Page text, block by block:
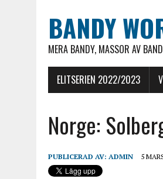
BANDY
MERA BANDY, MASSOR AV
ELITSERIEN 2022/2023
Norge:
PUBLICERAD AV: ADMIN 5